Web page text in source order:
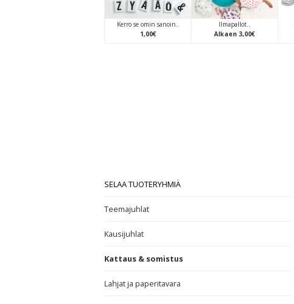
Kerro se omin sanoin..
1,00€
Ilmapallot..
Alkaen 3,00€
SELAA TUOTERYHMIÄ
Teemajuhlat
Kausijuhlat
Kattaus & somistus
Lahjat ja paperitavara